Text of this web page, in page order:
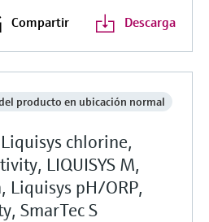
Compartir Descarga
producto en ubicación normal
chlorine,
LIQUISYS M,
Liquisys pH/ORP,
SmarTec S